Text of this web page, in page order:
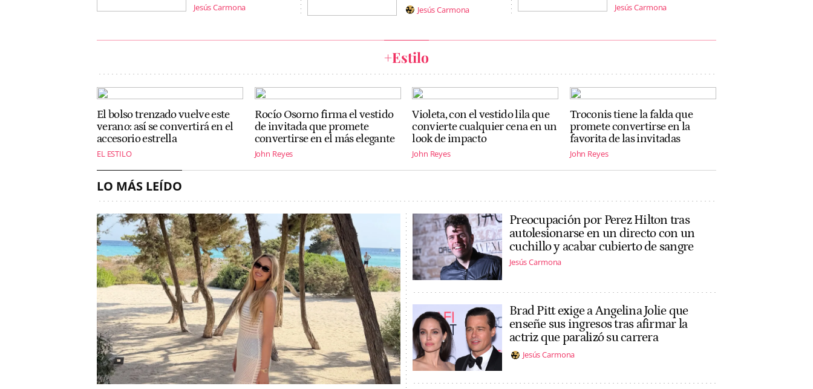
Jesús Carmona Jesús Carmona Jesús Carmona
+Estilo
El bolso trenzado vuelve este
verano: así se convertirá en el
accesorio estrella
EL ESTILO
Rocío Osorno firma el vestido
de invitada que promete
convertirse en el más elegante
John Reyes
Violeta, con el vestido lila que
convierte cualquier cena en un
look de impacto
John Reyes
Troconis tiene la falda que
promete convertirse en la
favorita de las invitadas
John Reyes
LO MÁS LEÍDO
Preocupación por Perez Hilton tras
autolesionarse en un directo con un
cuchillo y acabar cubierto de sangre
Jesús Carmona
Brad Pitt exige a Angelina Jolie que
enseñe sus ingresos tras afirmar la
actriz que paralizó su carrera
Jesús Carmona